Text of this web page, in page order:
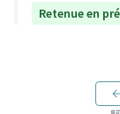
Retenue en